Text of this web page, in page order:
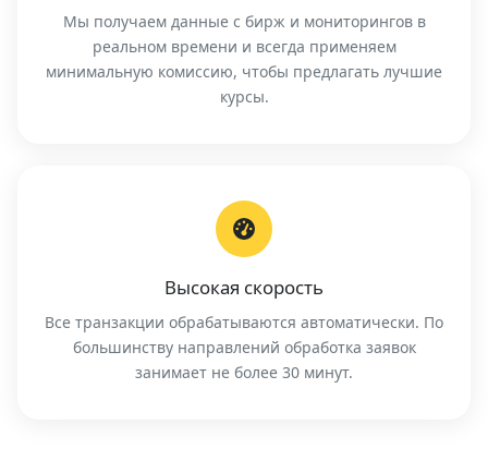
Мы получаем данные с бирж и мониторингов в
реальном времени и всегда применяем
минимальную комиссию, чтобы предлагать лучшие
курсы.
Высокая скорость
Все транзакции обрабатываются автоматически. По
большинству направлений обработка заявок
занимает не более 30 минут.